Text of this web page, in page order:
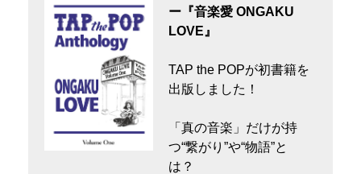
ー『音楽愛 ONGAKU
LOVE』
TAP the POPが初書籍を
出版しました！
「真の音楽」だけが持
つ“繋がり”や“物語”と
は？